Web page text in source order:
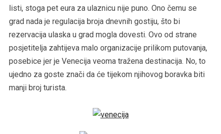
listi, stoga pet eura za ulaznicu nije puno. Ono čemu se
grad nada je regulacija broja dnevnih gostiju, što bi
rezervacija ulaska u grad mogla dovesti. Ovo od strane
posjetitelja zahtijeva malo organizacije prilikom putovanja,
posebice jer je Venecija veoma tražena destinacija. No, to
ujedno za goste znači da će tijekom njihovog boravka biti
manji broj turista.